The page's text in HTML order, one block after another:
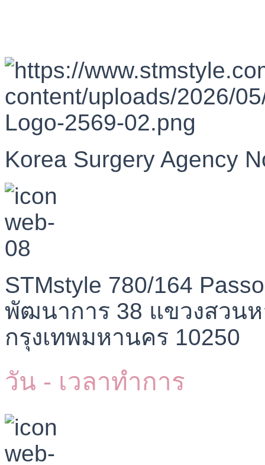
Korea Surgery Agency
STMstyle 780/164
พัฒนาการ 38 แขวงสวน
กรุงเทพมหานคร 10250
วัน - เวลาทำการ